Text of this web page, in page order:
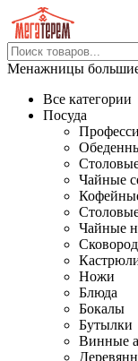
Менажницы
Все категории
Посуда
Чайные
Чайные
Ножи
Блюда
Бокалы
Бутылки
Винные